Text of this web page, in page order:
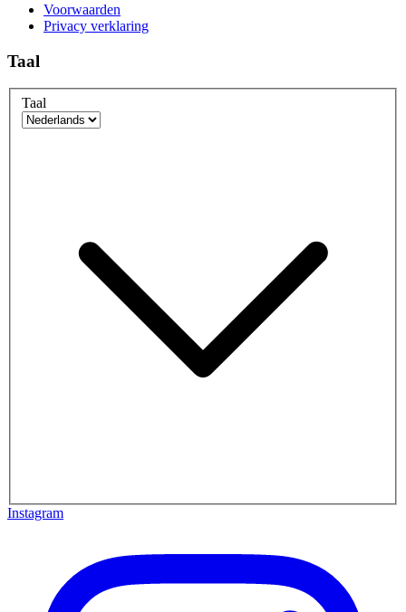
Voorwaarden
Privacy verklaring
Taal
Taal
Instagram